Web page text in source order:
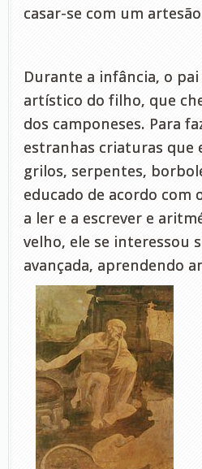
casar-se com um
Durante a infância, o
artístico do filho, que
dos camponeses. Para
estranhas criaturas que
grilos, serpentes,
educado de acordo com
a ler e a escrever e
velho, ele se interessou
avançada, aprendendo